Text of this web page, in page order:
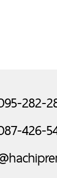
282-
426-